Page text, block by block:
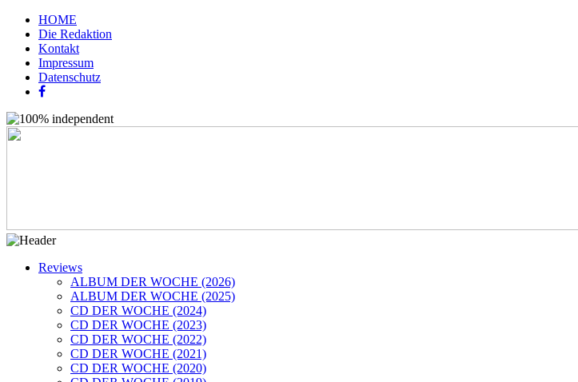
HOME
Die Redaktion
Kontakt
Impressum
Datenschutz
Reviews
ALBUM DER WOCHE (2026)
ALBUM DER WOCHE (2025)
CD DER WOCHE (2024)
CD DER WOCHE (2023)
CD DER WOCHE (2022)
CD DER WOCHE (2021)
CD DER WOCHE (2020)